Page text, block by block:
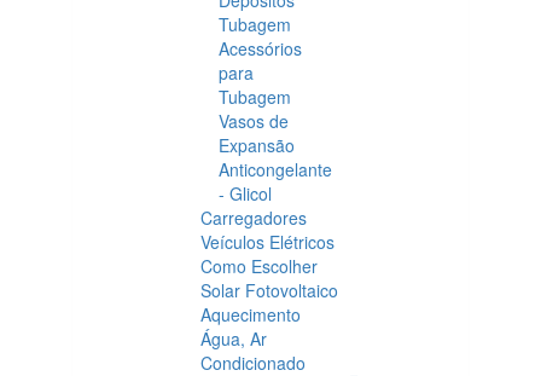
Tubagem
Acessórios
para
Tubagem
Vasos de
Expansão
Anticongelante
- Glicol
Carregadores
Veículos Elétricos
Como Escolher
Solar Fotovoltaico
Aquecimento
Água, Ar
Condicionado